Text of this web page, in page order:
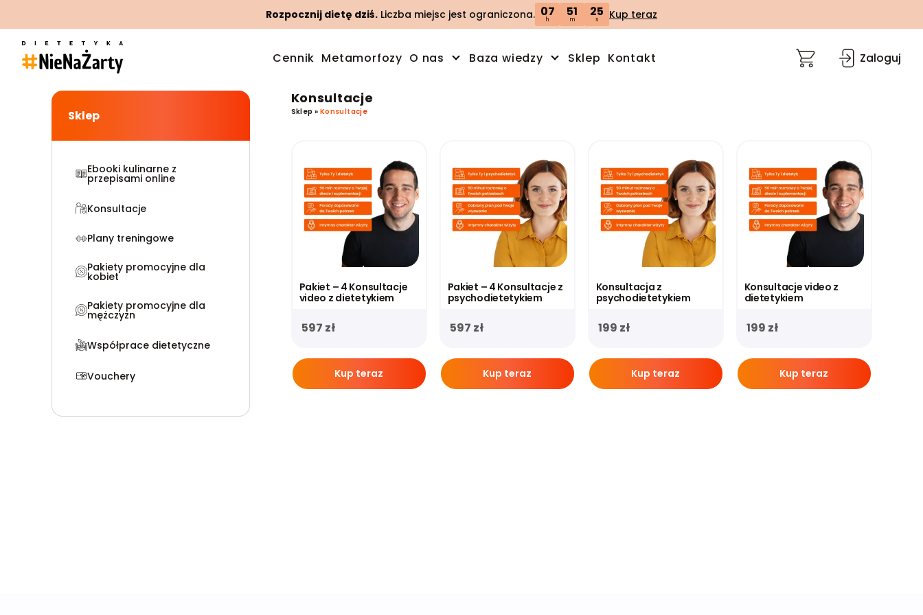
Rozpocznij dietę dziś. Liczba miejsc jest ograniczona. 07
h
51
m
24
s Kup teraz
Cennik Metamorfozy O nas Baza wiedzy Sklep Kontakt Zaloguj
Konsultacje
Sklep » Konsultacje
Pakiet – 4 Konsultacje
video z dietetykiem
597 zł
Kup teraz
Pakiet – 4 Konsultacje z
psychodietetykiem
597 zł
Kup teraz
Konsultacja z
psychodietetykiem
199 zł
Kup teraz
Konsultacje video z
dietetykiem
199 zł
Kup teraz
Sklep
Ebooki kulinarne z
przepisami online
Konsultacje
Plany treningowe
Pakiety promocyjne dla
kobiet
Pakiety promocyjne dla
mężczyzn
Współprace dietetyczne
Vouchery